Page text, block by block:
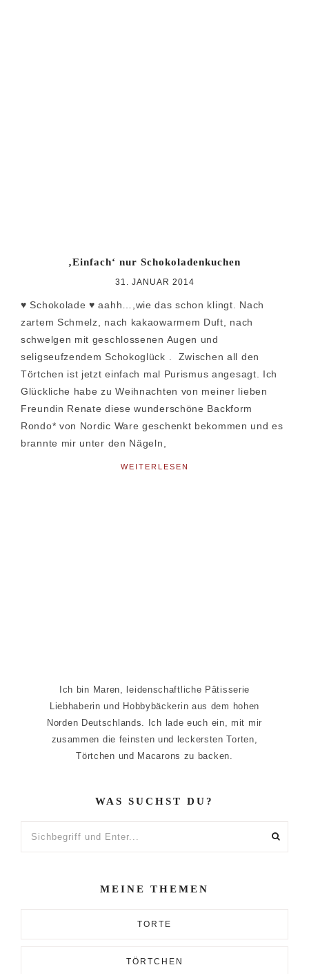
‚Einfach‘ nur Schokoladenkuchen
31. JANUAR 2014
♥ Schokolade ♥ aahh…,wie das schon klingt. Nach
zartem Schmelz, nach kakaowarmem Duft, nach
schwelgen mit geschlossenen Augen und
seligseufzendem Schokoglück . Zwischen all den
Törtchen ist jetzt einfach mal Purismus angesagt. Ich
Glückliche habe zu Weihnachten von meiner lieben
Freundin Renate diese wunderschöne Backform
Rondo* von Nordic Ware geschenkt bekommen und es
brannte mir unter den Nägeln,
WEITERLESEN
Ich bin Maren, leidenschaftliche Pâtisserie
Liebhaberin und Hobbybäckerin aus dem hohen
Norden Deutschlands. Ich lade euch ein, mit mir
zusammen die feinsten und leckersten Torten,
Törtchen und Macarons zu backen.
WAS SUCHST DU?
MEINE THEMEN
TORTE
TÖRTCHEN